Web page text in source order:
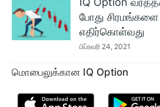
போது சிரமங்களை
எதிர்கொள்வது
பிப்ரவரி 24, 2021
மொபைலுக்கான IQ Option